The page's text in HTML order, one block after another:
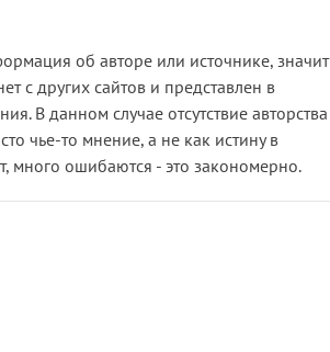
об авторе или источнике, значит
с других сайтов и представлен в
В данном случае отсутствие авторства
чье-то мнение, а не как истину в
много ошибаются - это закономерно.